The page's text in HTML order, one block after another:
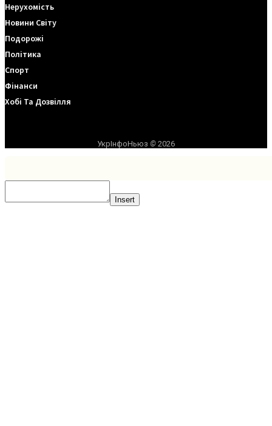
Нерухомість
Новини Світу
Подорожі
Політика
Спорт
Фінанси
Хобі Та Дозвілля
УкрІнфоНьюз © 2026
Insert